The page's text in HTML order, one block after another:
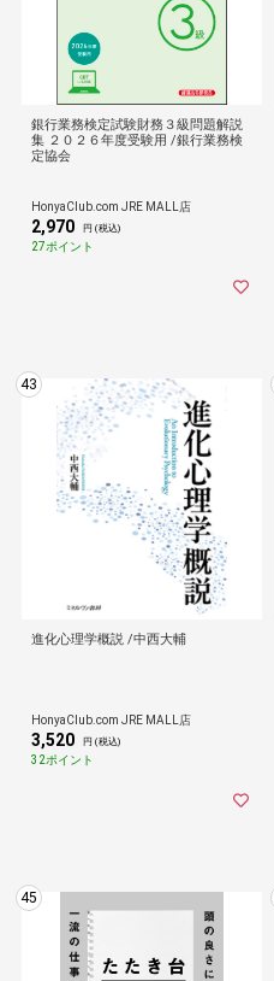
銀行業務検定試験財務３級問題解説
集 ２０２６年度受験用 /銀行業務検
定協会
HonyaClub.com JRE MALL店
2,970 円 (税込)
27ポイント
43
進化心理学概説 /中西大輔
HonyaClub.com JRE MALL店
3,520 円 (税込)
32ポイント
45